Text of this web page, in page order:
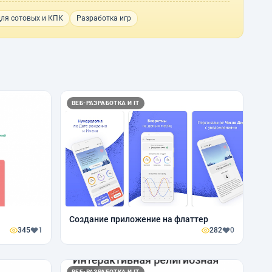
сотовых и КПК Разработка игр
345 1
ВЕБ-РАЗРАБОТКА И IT
Создание приложение на флаттер
282 0